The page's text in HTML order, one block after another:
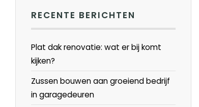
RECENTE BERICHTEN
Plat dak renovatie: wat er bij komt
kijken?
Zussen bouwen aan groeiend bedrijf
in garagedeuren